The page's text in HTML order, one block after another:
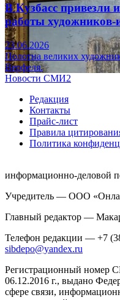
В Кузбасс привезли
работы художников-
23.06.2026
Полотна великих
Верфеля.
Новости СМИ2
Редакция
Контакты
Прайс-лист
Правила
Политика
информационно-деловой
Учредитель — ООО
Главный редактор —
Телефон редакции — +7
sibdepo@yandex.ru
Регистрационный
06.12.2016 г., выдано
сфере связи,